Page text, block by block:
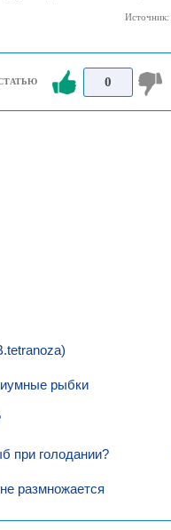
Источник:
0
рыбки
при голодании?
размножается